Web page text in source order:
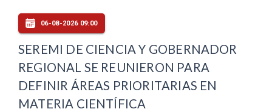
06-08-2026 09:00
SEREMI DE CIENCIA Y GOBERNADOR
REGIONAL SE REUNIERON PARA
DEFINIR ÁREAS PRIORITARIAS EN
MATERIA CIENTÍFICA